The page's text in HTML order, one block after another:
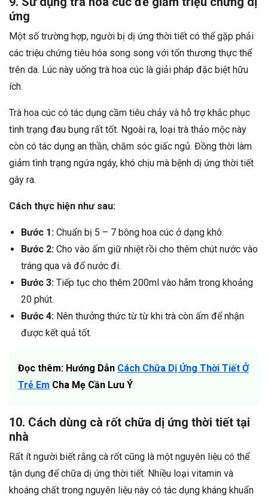
ứng
Một số trường hợp, người bị dị ứng thời tiết có thể gặp phải
các triệu chứng tiêu hóa song song với tổn thương thực thể
trên da. Lúc này uống trà hoa cúc là giải pháp đặc biệt hữu
ích.
Trà hoa cúc có tác dụng cầm tiêu chảy và hỗ trợ khắc phục
tình trạng đau bụng rất tốt. Ngoài ra, loại trà thảo mộc này
còn có tác dụng an thần, chăm sóc giấc ngủ. Đồng thời làm
giảm tình trạng ngứa ngáy, khó chịu mà bệnh dị ứng thời tiết
gây ra.
Cách thực hiện như sau:
Bước 1: Chuẩn bị 5 – 7 bông hoa cúc ở dạng khô.
Bước 2: Cho vào ấm giữ nhiệt rồi cho thêm chút nước vào
tráng qua và đổ nước đi.
Bước 3: Tiếp tục cho thêm 200ml vào hãm trong khoảng
20 phút.
Bước 4: Nên thưởng thức từ từ khi trà còn ấm để nhận
được kết quả tốt.
Đọc thêm: Hướng Dẫn Cách Chữa Dị Ứng Thời Tiết Ở
Trẻ Em Cha Mẹ Cần Lưu Ý
10. Cách dùng cà rốt chữa dị ứng thời tiết tại
nhà
Rất ít người biết rằng cà rốt cũng là một nguyên liệu có thể
tận dụng để chữa dị ứng thời tiết. Nhiều loại vitamin và
khoáng chất trong nguyên liệu này có tác dụng kháng khuẩn